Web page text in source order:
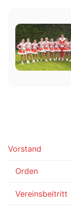
Vorstand
Orden
Vereinsbeitritt